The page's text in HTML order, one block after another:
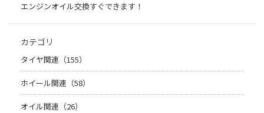
エンジンオイル交換すぐできます！
カテゴリ
タイヤ関連（155）
ホイール関連（58）
オイル関連（26）